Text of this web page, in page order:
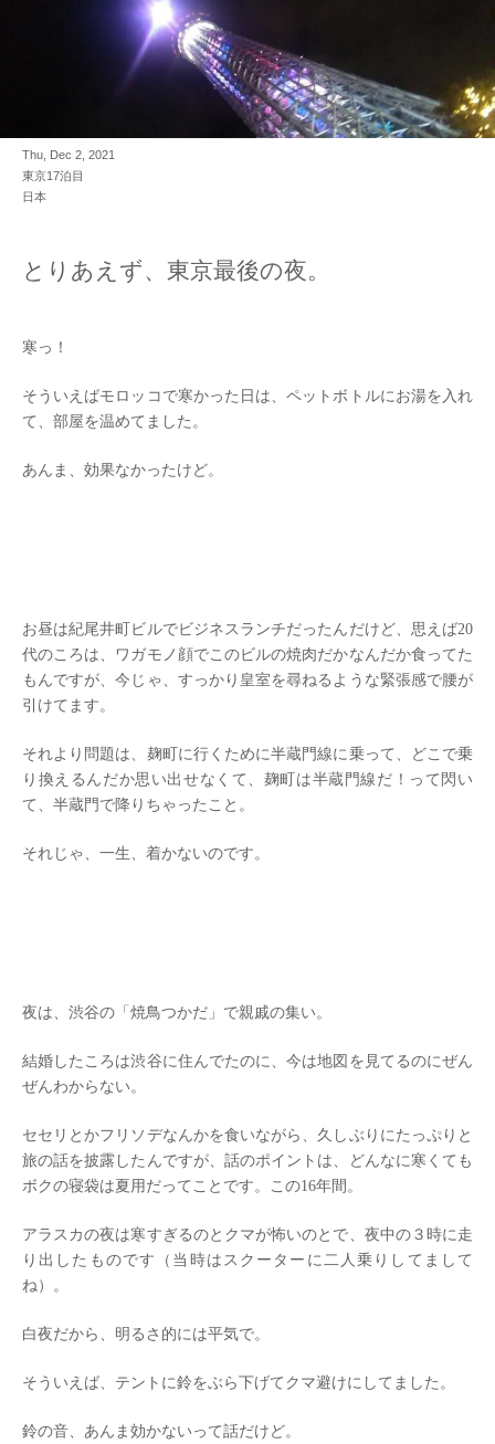
Thu, Dec 2, 2021
東京17泊目
日本
とりあえず、東京最後の夜。
寒っ！
そういえばモロッコで寒かった日は、ペットボトルにお湯を入れ
て、部屋を温めてました。
あんま、効果なかったけど。
お昼は紀尾井町ビルでビジネスランチだったんだけど、思えば20
代のころは、ワガモノ顔でこのビルの焼肉だかなんだか食ってた
もんですが、今じゃ、すっかり皇室を尋ねるような緊張感で腰が
引けてます。
それより問題は、麹町に行くために半蔵門線に乗って、どこで乗
り換えるんだか思い出せなくて、麹町は半蔵門線だ！って閃い
て、半蔵門で降りちゃったこと。
それじゃ、一生、着かないのです。
夜は、渋谷の「焼鳥つかだ」で親戚の集い。
結婚したころは渋谷に住んでたのに、今は地図を見てるのにぜん
ぜんわからない。
セセリとかフリソデなんかを食いながら、久しぶりにたっぷりと
旅の話を披露したんですが、話のポイントは、どんなに寒くても
ボクの寝袋は夏用だってことです。この16年間。
アラスカの夜は寒すぎるのとクマが怖いのとで、夜中の３時に走
り出したものです（当時はスクーターに二人乗りしてまして
ね）。
白夜だから、明るさ的には平気で。
そういえば、テントに鈴をぶら下げてクマ避けにしてました。
鈴の音、あんま効かないって話だけど。